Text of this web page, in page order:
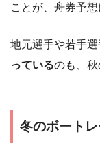
ことが、舟券予
地元選手や若手
っているのも、秋
冬のボート